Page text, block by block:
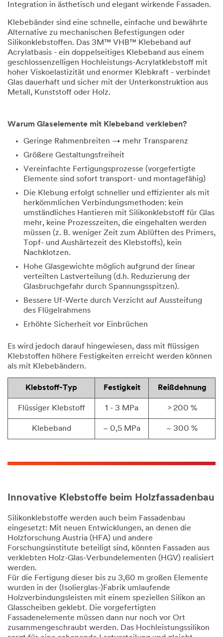
Integration in ästhetisch und elegant wirkende Fassaden.
Klebebänder sind eine schnelle, einfache und bewährte
Alternative zu mechanischen Befestigungen oder
Silikonklebstoffen. Das 3M™ VHB™ Klebeband auf
Acrylatbasis - ein doppelseitiges Klebeband aus einem
geschlossenzelligen Hochleistungs-Acrylatklebstoff mit
hoher Viskoelastizität und enormer Klebkraft - verbindet
Glas dauerhaft und sicher mit der Unterkonstruktion aus
Metall, Kunststoff oder Holz.
Warum Glaselemente mit Klebeband verkleben?
Geringe Rahmenbreiten → mehr Transparenz
Größere Gestaltungsfreiheit
Vereinfachte Fertigungsprozesse (vorgefertigte
Elemente sind sofort transport- und montagefähig)
Die Klebung erfolgt schneller und effizienter als mit
herkömmlichen Verbindungsmethoden: kein
umständliches Hantieren mit Silikonklebstoff für Glas
mehr, keine Prozesszeiten, die eingehalten werden
müssen (z. B. weniger Zeit zum Ablüften des Primers,
Topf- und Aushärtezeit des Klebstoffs), kein
Nachklotzen.
Hohe Glasgewichte möglich aufgrund der linear
verteilten Lastverteilung (d.h. Reduzierung der
Glasbruchgefahr durch Spannungsspitzen).
Bessere Uf-Werte durch Verzicht auf Aussteifung
des Flügelrahmens
Erhöhte Sicherheit vor Einbrüchen
Es wird jedoch darauf hingewiesen, dass mit flüssigen
Klebstoffen höhere Festigkeiten erreicht werden können
als mit Klebebändern.
Klebstoff-Typ Festigkeit Reißdehnung
Flüssiger Klebstoff 1 - 3 MPa > 200 %
Klebeband ~ 0,5 MPa ~ 300 %
Innovative Klebstoffe beim Holzfassadenbau
Silikonklebstoffe werden auch beim Fassadenbau
eingesetzt: Mit neuen Entwicklungen, an denen die
Holzforschung Austria (HFA) und andere
Forschungsinstitute beteiligt sind, könnten Fassaden aus
verklebten Holz-Glas-Verbundelementen (HGV) realisiert
werden.
Für die Fertigung dieser bis zu 3,60 m großen Elemente
wurden in der (Isolierglas-)Fabrik umlaufende
Holzverbindungsleisten mit einem speziellen Silikon an
Glasscheiben geklebt. Die vorgefertigten
Fassadenelemente müssen dann nur noch vor Ort
zusammengeschraubt werden. Das Hochleistungssilikon